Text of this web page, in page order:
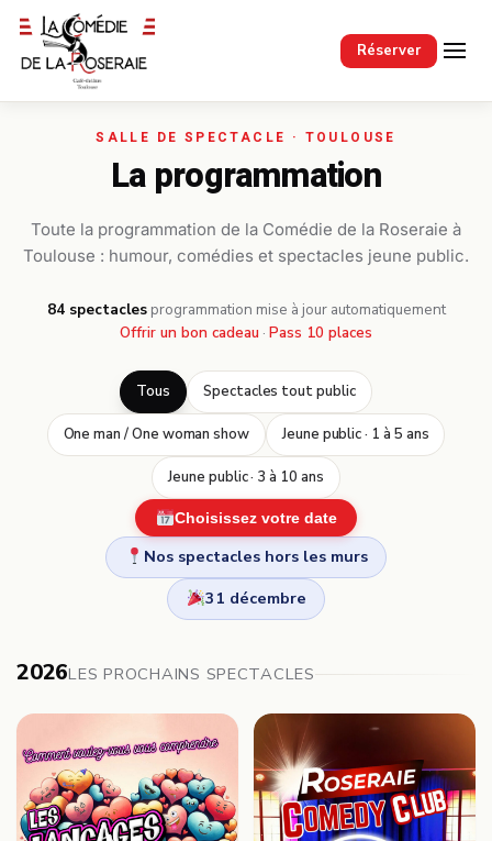
Réserver
Passer au contenu principal
La programmation
Toute la programmation de la Comédie de la Roseraie à
Toulouse : humour, comédies et spectacles jeune public.
84 spectacles· programmation mise à jour automatiquement
Offrir un bon cadeau · Pass 10 places
Tous Spectacles tout public
One man / One woman show Jeune public · 1 à 5 ans
Jeune public · 3 à 10 ans
Choisissez votre date
Nos spectacles hors les murs
31 décembre
2026LES PROCHAINS SPECTACLES